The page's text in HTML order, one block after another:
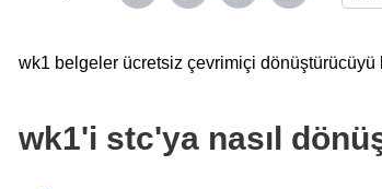
wk1 belgeler ücretsiz çevrimiçi
wk1'i stc'ya nasıl